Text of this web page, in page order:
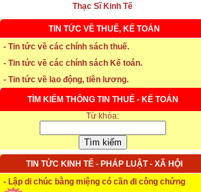
Thạc Sĩ Kinh Tế
TIN TỨC VỀ THUẾ, KẾ TOÁN
- Tin tức về các chính sách thuế.
- Tin tức về các chính sách Kế toán.
- Tin tức về lao động, tiền lương.
TÌM KIẾM THÔNG TIN THUẾ - KẾ TOÁN
Từ khóa:
TIN TỨC KINH TẾ - PHÁP LUẬT - XÃ HỘI
- Lập di chúc bằng miệng có cần đi công chứng
* Thời hạn đăng ký bảo hiểm thất nghiệp
* Thời hiệu xử phạt trong xây dựng
* NHẬN SINH VIÊN THỰC TẬP
...xem chi tiết
* ĐÀO TẠO KẾ TOÁN THỰC HÀNH